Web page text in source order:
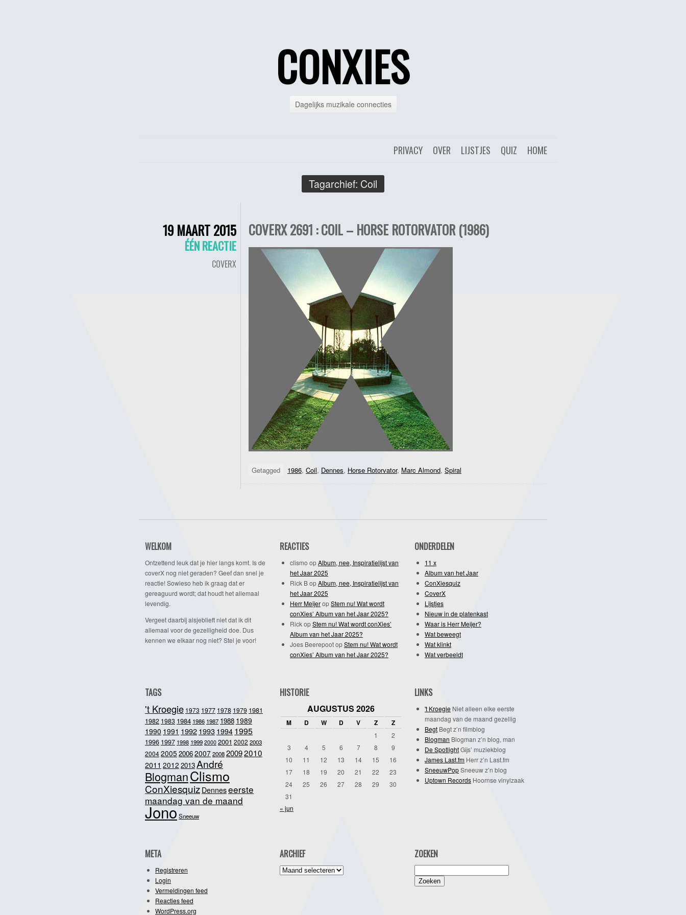
CONXIES
Dagelijks muzikale connecties
HOME
QUIZ
LIJSTJES
OVER
PRIVACY
Tagarchief: Coil
19 MAART 2015
ÉÉN REACTIE
COVERX
COVERX 2691 : COIL – HORSE ROTORVATOR (1986)
Getagged 1986, Coil, Dennes, Horse Rotorvator, Marc Almond, Spiral
WELKOM
Ontzettend leuk dat je hier langs komt. Is de
coverX nog niet geraden? Geef dan snel je
reactie! Sowieso heb ik graag dat er
gereaguurd wordt; dat houdt het allemaal
levendig.
Vergeet daarbij alsjeblieft niet dat ik dit
allemaal voor de gezelligheid doe. Dus
kennen we elkaar nog niet? Stel je voor!
REACTIES
clismo opAlbum, nee, Inspiratielijst van
het Jaar 2025
Rick BopAlbum, nee, Inspiratielijst van
het Jaar 2025
Herr MeijeropStem nu! Wat wordt
conXies’ Album van het Jaar 2025?
RickopStem nu! Wat wordt conXies’
Album van het Jaar 2025?
Joes BeerepootopStem nu! Wat wordt
conXies’ Album van het Jaar 2025?
ONDERDELEN
11 x
Album van het Jaar
ConXiesquiz
CoverX
Lijstjes
Nieuw in de platenkast
Waar is Herr Meijer?
Wat beweegt
Wat klinkt
Wat verbeeldt
TAGS
't Kroegie 1973 1977 1978 1979 1981
1982 1983 1984 1986 1987 1988 1989
1990 1991 19921993 1994 1995
1996 1997 1998 1999 2000 2001 2002 2003
20042005 20062007200820092010
2011 2012 2013André
BlogmanClismo
ConXiesquiz Denneseerste
maandag van de maand
JonoSneeuw
HISTORIE
AUGUSTUS 2026
M D W D V Z Z
1
2
3
4 5 6 7 8
9
10
11 12 13 14 15
16
17
18 19 20 21 22
23
24
25 26 27 28 29
30
31
« jun
LINKS
't Kroegie Niet alleen elke eerste
maandag van de maand gezellig
Begt Begt z’n filmblog
Blogman Blogman z’n blog, man
De SpotlightGijs’ muziekblog
James Last.fm Herr z’n Last.fm
SneeuwPopSneeuw z’n blog
Uptown Records Hoornse vinylzaak
META
Registreren
Login
Vermeldingen feed
Reacties feed
WordPress.org
ARCHIEF
Archief
ZOEKEN
naar: